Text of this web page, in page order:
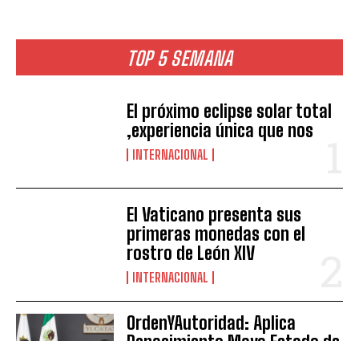
TOP 5 SEMANA
El próximo eclipse solar total
,experiencia única que nos
INTERNACIONAL
El Vaticano presenta sus
primeras monedas con el
rostro de León XIV
INTERNACIONAL
OrdenYAutoridad: Aplica